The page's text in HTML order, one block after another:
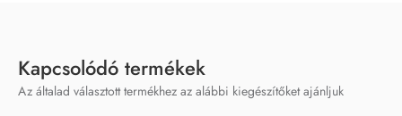
Kapcsolódó termékek
Az általad választott termékhez az alábbi kiegészítőket ajánljuk